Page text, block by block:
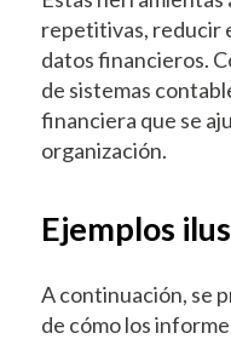
repetitivas, reducir
datos financieros.
de sistemas
financiera que se
organización.
Ejemplos
A continuación, se
de cómo los